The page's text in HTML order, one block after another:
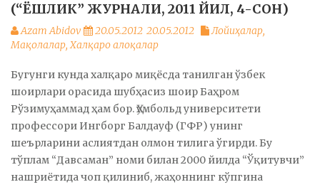
(“ЁШЛИК” ЖУРНАЛИ, 2011 ЙИЛ, 4-СОН)
Azam Abidov 20.05.2012 20.05.2012 Лойиҳалар,
Мақолалар,Халқаро алоқалар
Бугунги кунда халқаро миқёсда танилган ўзбек
шоирлари орасида шубҳасиз шоир Баҳром
Рўзимуҳаммад ҳам бор. Ҳумбольд университети
профессори Ингборг Балдауф (ГФР) унинг
шеърларини аслиятдан олмон тилига ўгирди. Бу
тўплам “Давсаман” номи билан 2000 йилда “Ўқитувчи”
нашриётида чоп қилиниб, жаҳоннинг кўпгина